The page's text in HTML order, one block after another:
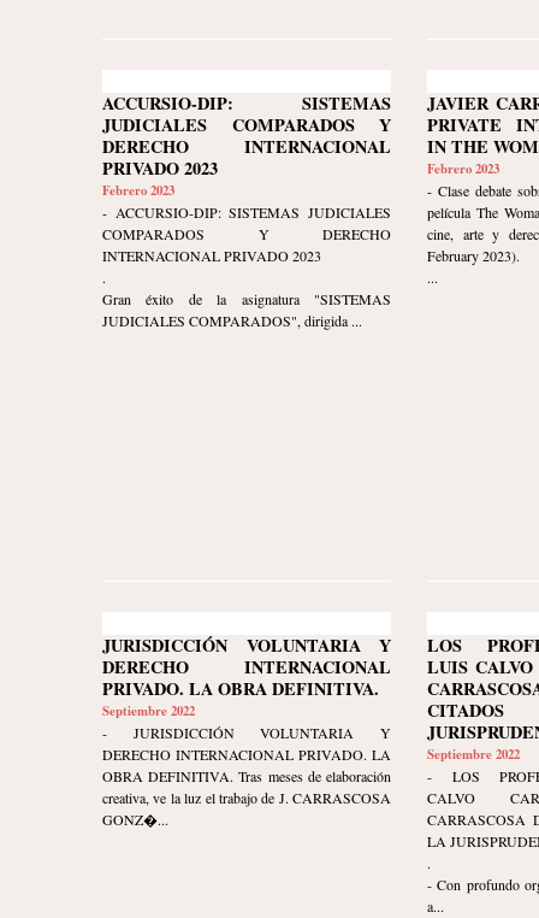
ACCURSIO-DIP: SISTEMAS
JUDICIALES COMPARADOS Y
DERECHO INTERNACIONAL
PRIVADO 2023
Febrero 2023
- ACCURSIO-DIP: SISTEMAS JUDICIALES
COMPARADOS Y DERECHO
INTERNACIONAL PRIVADO 2023
.
Gran éxito de la asignatura "SISTEMAS
JUDICIALES COMPARADOS", dirigida ...
JAVIER
PRIVATE
IN THE
Febrero 2023
- Clase debate
película The
cine, arte y
February 2023).
...
JURISDICCIÓN VOLUNTARIA Y
DERECHO INTERNACIONAL
PRIVADO. LA OBRA DEFINITIVA.
Septiembre 2022
- JURISDICCIÓN VOLUNTARIA Y
DERECHO INTERNACIONAL PRIVADO. LA
OBRA DEFINITIVA. Tras meses de elaboración
creativa, ve la luz el trabajo de J. CARRASCOSA
GONZ�...
LOS
LUIS CALVO
Septiembre 2022
- LOS
CALVO
CARRASCOSA
LA
.
- Con profundo
a...